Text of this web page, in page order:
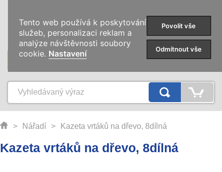
KATEGORIE
> Nářadí > Kazeta vrtáků na dřevo, 8dílná
Kazeta vrtáků na dřevo, 8dílná
Tento web používá k poskytování
služeb, personalizaci reklam a
analýze návštěvnosti soubory
cookie. Nastavení
Povolit vše
Odmítnout vše